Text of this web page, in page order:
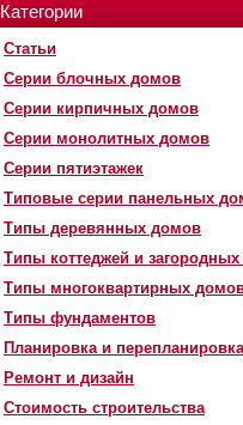
Категории
Статьи
Серии блочных домов
Серии кирпичных домов
Серии монолитных домов
Серии пятиэтажек
Типовые серии панельных
Типы деревянных домов
Типы коттеджей и
Типы многоквартирных
Типы фундаментов
Планировка и перепланировка
Ремонт и дизайн
Стоимость строительства